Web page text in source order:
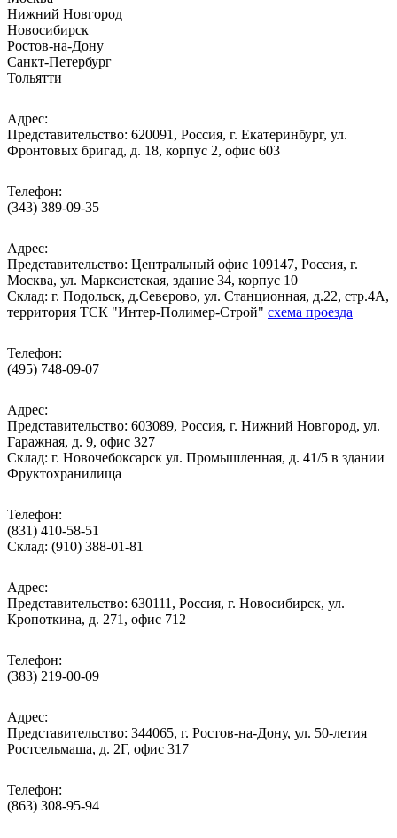
Нижний Новгород
Новосибирск
Ростов-на-Дону
Санкт-Петербург
Тольятти
Адрес:
Представительство: 620091, Россия, г. Екатеринбург, ул.
Фронтовых бригад, д. 18, корпус 2, офис 603
Телефон:
(343) 389-09-35
Адрес:
Представительство: Центральный офис 109147, Россия, г.
Москва, ул. Марксистская, здание 34, корпус 10
Cклад: г. Подольск, д.Северово, ул. Станционная, д.22, стр.4А,
территория ТСК "Интер-Полимер-Строй" схема проезда
Телефон:
(495) 748-09-07
Адрес:
Представительство: 603089, Россия, г. Нижний Новгород, ул.
Гаражная, д. 9, офис 327
Склад: г. Новочебоксарск ул. Промышленная, д. 41/5 в здании
Фруктохранилища
Телефон:
(831) 410-58-51
Склад: (910) 388-01-81
Адрес:
Представительство: 630111, Россия, г. Новосибирск, ул.
Кропоткина, д. 271, офис 712
Телефон:
(383) 219-00-09
Адрес:
Представительство: 344065, г. Ростов-на-Дону, ул. 50-летия
Ростсельмаша, д. 2Г, офис 317
Телефон:
(863) 308-95-94